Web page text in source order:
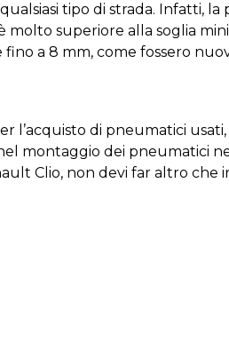
tipo di strada. Infatti,
molto superiore alla soglia
fino a 8 mm, come fossero
l’acquisto di pneumatici usati,
montaggio dei pneumatici
Clio, non devi far altro che